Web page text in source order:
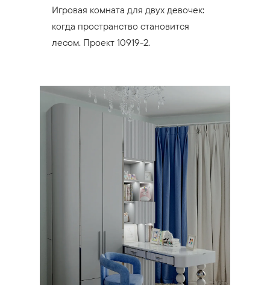
Игровая комната для двух девочек:
когда пространство становится
лесом. Проект 10919-2.